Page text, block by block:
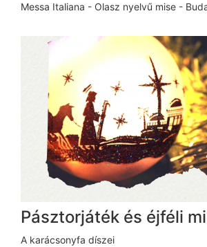
Messa Italiana - Olasz nyelvű mise -
Pásztorjáték és éjféli
A karácsonyfa díszei